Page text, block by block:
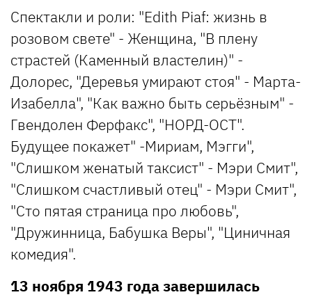
Спектакли и роли: "Edith Piaf: жизнь в
розовом свете" - Женщина, "В плену
страстей (Каменный властелин)" -
Долорес, "Деревья умирают стоя" - Марта-
Изабелла", "Как важно быть серьёзным" -
Гвендолен Ферфакс", "НОРД-ОСТ".
Будущее покажет" -Мириам, Мэгги",
"Слишком женатый таксист" - Мэри Смит",
"Слишком счастливый отец" - Мэри Смит",
"Сто пятая страница про любовь",
"Дружинница, Бабушка Веры", "Циничная
комедия".
13 ноября 1943 года завершилась